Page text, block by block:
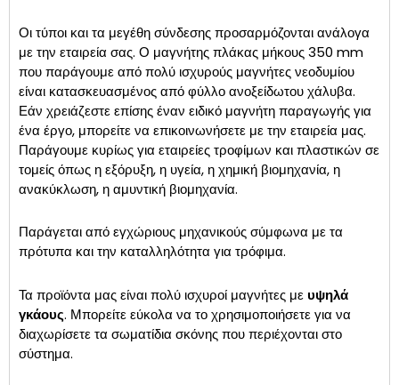
Οι τύποι και τα μεγέθη σύνδεσης προσαρμόζονται ανάλογα
με την εταιρεία σας. Ο μαγνήτης πλάκας μήκους 350 mm
που παράγουμε από πολύ ισχυρούς μαγνήτες νεοδυμίου
είναι κατασκευασμένος από φύλλο ανοξείδωτου χάλυβα.
Εάν χρειάζεστε επίσης έναν ειδικό μαγνήτη παραγωγής για
ένα έργο, μπορείτε να επικοινωνήσετε με την εταιρεία μας.
Παράγουμε κυρίως για εταιρείες τροφίμων και πλαστικών σε
τομείς όπως η εξόρυξη, η υγεία, η χημική βιομηχανία, η
ανακύκλωση, η αμυντική βιομηχανία.
Παράγεται από εγχώριους μηχανικούς σύμφωνα με τα
πρότυπα και την καταλληλότητα για τρόφιμα.
Τα προϊόντα μας είναι πολύ ισχυροί μαγνήτες με υψηλά
γκάους. Μπορείτε εύκολα να το χρησιμοποιήσετε για να
διαχωρίσετε τα σωματίδια σκόνης που περιέχονται στο
σύστημα.